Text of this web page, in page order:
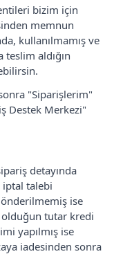
bizim için
memnun
kullanılmamış ve
teslim aldığın
"Siparişlerim"
Destek Merkezi"
detayında
iptal talebi
ise
olduğun tutar kredi
yapılmış ise
iadesinden sonra